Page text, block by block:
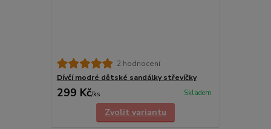
2 hodnocení
Dívčí modré dětské sandálky střevíčky
299 Kč/ks Skladem
Zvolit variantu